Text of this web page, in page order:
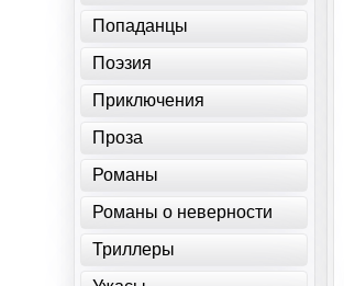
Попаданцы
Поэзия
Приключения
Проза
Романы
Романы о неверности
Триллеры